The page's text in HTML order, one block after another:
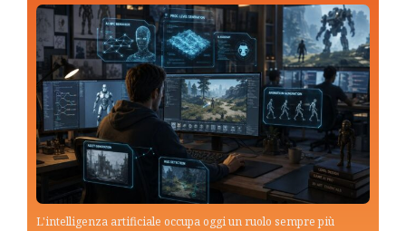
L'intelligenza artificiale occupa oggi un ruolo sempre più